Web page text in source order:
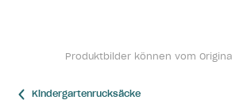
Produktbilder können vom
Kindergartenrucksäcke